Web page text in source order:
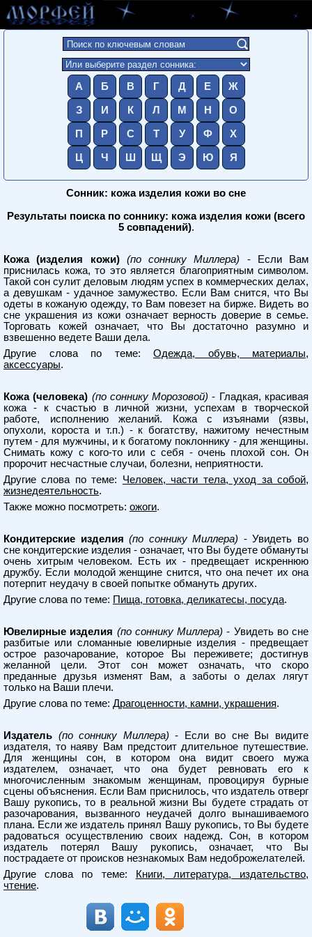
А Б В Г Д Е Ж
З И К Л М Н О
П Р С Т У Ф Х
Ц Ч Ш Щ Э Ю Я
Сонник: кожа изделия кожи во сне
Результаты поиска по соннику: кожа изделия кожи (всего
5 совпадений).
Кожа (изделия кожи) (по соннику Миллера) - Если Вам
приснилась кожа, то это является благоприятным символом.
Такой сон сулит деловым людям успех в коммерческих делах,
а девушкам - удачное замужество. Если Вам снится, что Вы
одеты в кожаную одежду, то Вам повезет на бирже. Видеть во
сне украшения из кожи означает верность доверие в семье.
Торговать кожей означает, что Вы достаточно разумно и
взвешенно ведете Ваши дела.
Другие слова по теме: Одежда, обувь, материалы,
аксессуары.
Кожа (человека) (по соннику Морозовой) - Гладкая, красивая
кожа - к счастью в личной жизни, успехам в творческой
работе, исполнению желаний. Кожа с изъянами (язвы,
опухоли, короста и т.п.) - к богатству, нажитому нечестным
путем - для мужчины, и к богатому поклоннику - для женщины.
Снимать кожу с кого-то или с себя - очень плохой сон. Он
пророчит несчастные случаи, болезни, неприятности.
Другие слова по теме: Человек, части тела, уход за собой,
жизнедеятельность.
Также можно посмотреть: ожоги.
Кондитерские изделия (по соннику Миллера) - Увидеть во
сне кондитерские изделия - означает, что Вы будете обмануты
очень хитрым человеком. Есть их - предвещает искреннюю
дружбу. Если молодой женщине снится, что она печет их она
потерпит неудачу в своей попытке обмануть других.
Другие слова по теме: Пища, готовка, деликатесы, посуда.
Ювелирные изделия (по соннику Миллера) - Увидеть во сне
разбитые или сломанные ювелирные изделия - предвещает
острое разочарование, которое Вы переживете; достигнув
желанной цели. Этот сон может означать, что скоро
преданные друзья изменят Вам, а заботы о делах лягут
только на Ваши плечи.
Другие слова по теме: Драгоценности, камни, украшения.
Издатель (по соннику Миллера) - Если во сне Вы видите
издателя, то наяву Вам предстоит длительное путешествие.
Для женщины сон, в котором она видит своего мужа
издателем, означает, что она будет ревновать его к
многочисленным знакомым женщинам, провоцируя бурные
сцены объяснения. Если Вам приснилось, что издатель отверг
Вашу рукопись, то в реальной жизни Вы будете страдать от
разочарования, вызванного неудачей долго вынашиваемого
плана. Если же издатель принял Вашу рукопись, то Вы будете
радоваться осуществлению своих надежд. Сон, в котором
издатель потерял Вашу рукопись, означает, что Вы
пострадаете от происков незнакомых Вам недоброжелателей.
Другие слова по теме:
Книги, литература, издательство,
чтение.